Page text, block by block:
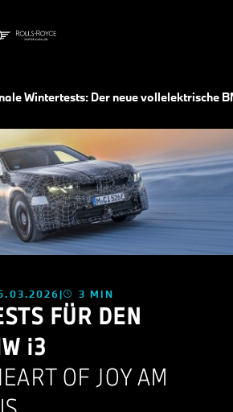
Wintertests: Der neue vollelektrische
3 MIN
FÜR DEN
i3
OF JOY AM